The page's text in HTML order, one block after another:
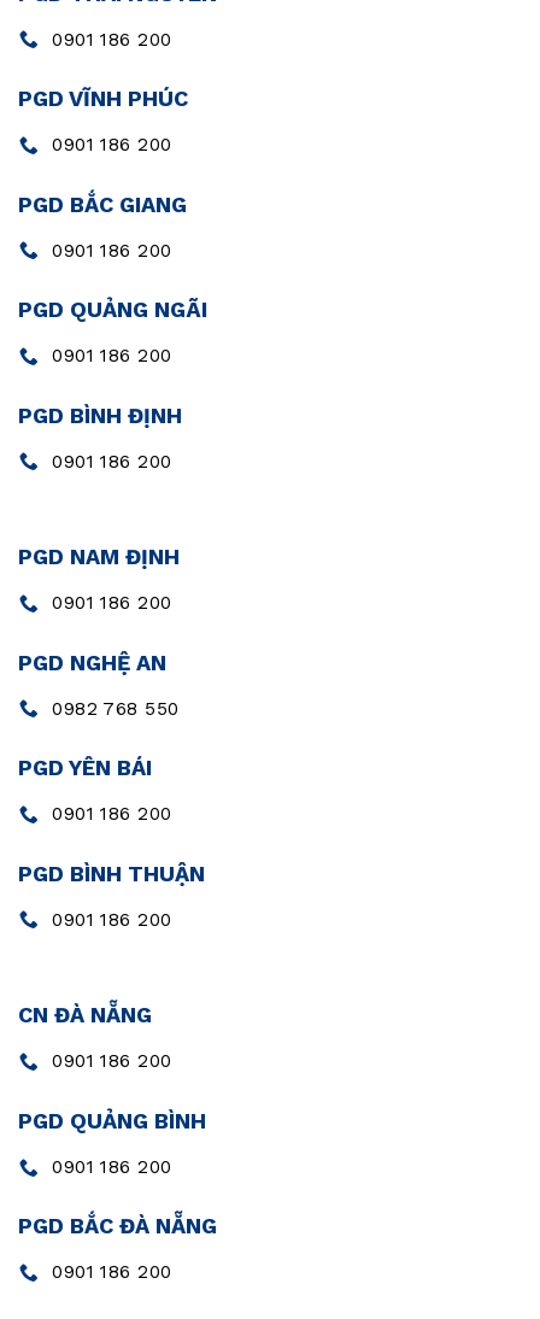
0901 186 200
PGD VĨNH PHÚC
0901 186 200
PGD BẮC GIANG
0901 186 200
PGD QUẢNG NGÃI
0901 186 200
PGD BÌNH ĐỊNH
0901 186 200
PGD NAM ĐỊNH
0901 186 200
PGD NGHỆ AN
0982 768 550
PGD YÊN BÁI
0901 186 200
PGD BÌNH THUẬN
0901 186 200
CN ĐÀ NẴNG
0901 186 200
PGD QUẢNG BÌNH
0901 186 200
PGD BẮC ĐÀ NẴNG
0901 186 200